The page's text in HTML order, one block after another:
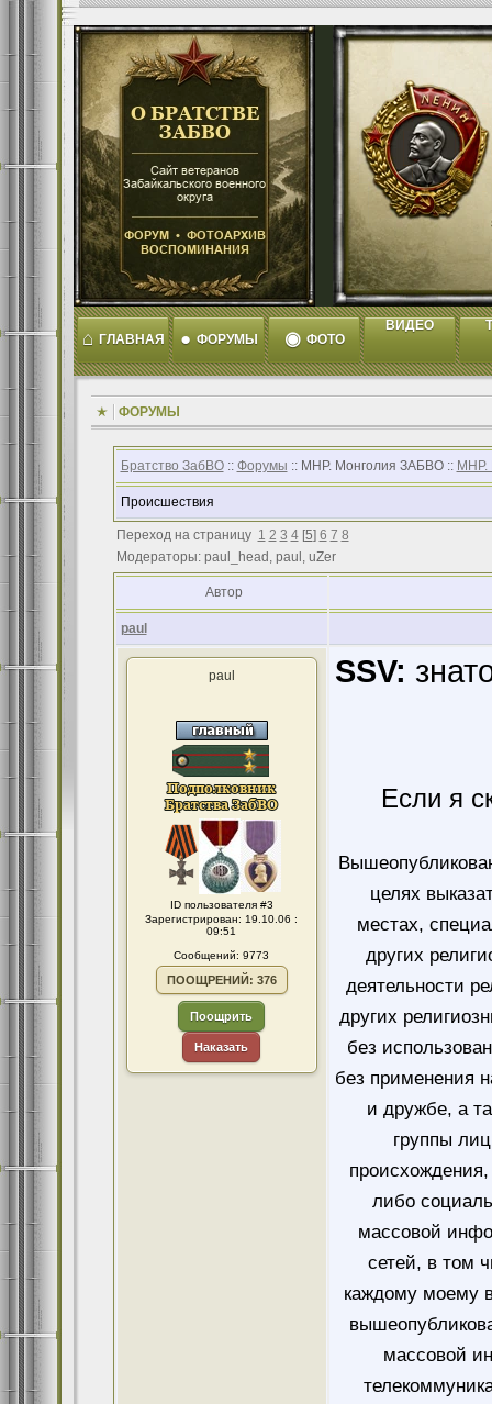
⌂ ГЛАВНАЯ ● ФОРУМЫ ◉ ФОТО
ВИДЕО
ФОРУМЫ
Братство ЗабВО:: Форумы :: МНР. Монголия ЗАБВО :: МНР.
Происшествия
Переход на страницу 1 2 3 4[5] 6 7 8
Модераторы: paul_head, paul, uZer
Автор
paul
paul
ID пользователя #3
Зарегистрирован: 19.10.06 :
09:51
Сообщений: 9773
ПООЩРЕНИЙ: 376
Поощрить
Наказать
SSV:
Если я
целях
местах,
других
деятельности
других
без
без применения
и дружбе, а
группы
либо
массовой
сетей, в том
каждому моему
массовой